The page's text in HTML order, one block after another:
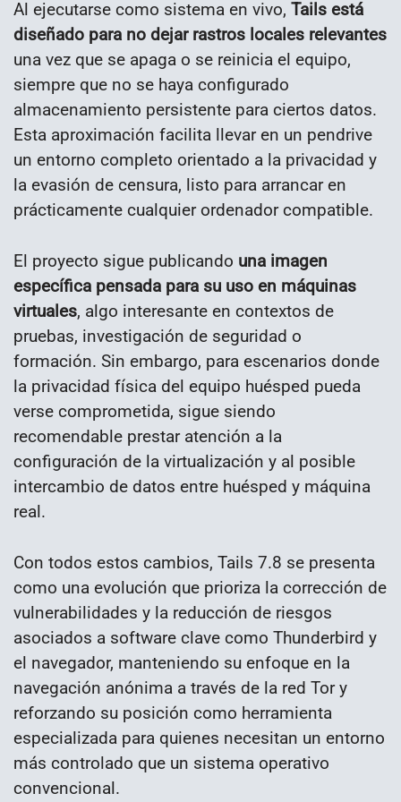
Al ejecutarse como sistema en vivo, Tails está
diseñado para no dejar rastros locales relevantes
una vez que se apaga o se reinicia el equipo,
siempre que no se haya configurado
almacenamiento persistente para ciertos datos.
Esta aproximación facilita llevar en un pendrive
un entorno completo orientado a la privacidad y
la evasión de censura, listo para arrancar en
prácticamente cualquier ordenador compatible.
El proyecto sigue publicando una imagen
específica pensada para su uso en máquinas
virtuales, algo interesante en contextos de
pruebas, investigación de seguridad o
formación. Sin embargo, para escenarios donde
la privacidad física del equipo huésped pueda
verse comprometida, sigue siendo
recomendable prestar atención a la
configuración de la virtualización y al posible
intercambio de datos entre huésped y máquina
real.
Con todos estos cambios, Tails 7.8 se presenta
como una evolución que prioriza la corrección de
vulnerabilidades y la reducción de riesgos
asociados a software clave como Thunderbird y
el navegador, manteniendo su enfoque en la
navegación anónima a través de la red Tor y
reforzando su posición como herramienta
especializada para quienes necesitan un entorno
más controlado que un sistema operativo
convencional.